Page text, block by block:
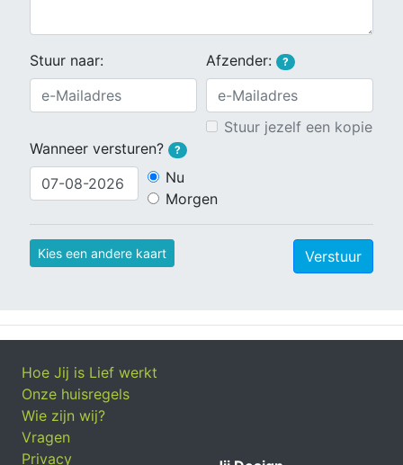
Stuur naar: Afzender: ?
Stuur jezelf een kopie
Wanneer versturen?
?
Nu
Morgen
Kies een andere kaart Verstuur
Hoe Jij is Lief werkt
Onze huisregels
Wie zijn wij?
Vragen
Privacy